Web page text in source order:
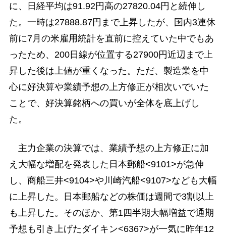
に、日経平均は91.92円高の27820.04円と続伸し
た。一時は27888.87円まで上昇したが、国内3連休
前に7月の米雇用統計を直前に控えていた中でもあ
ったため、200日線が位置する27900円近辺まで上
昇した後は上値が重くなった。ただ、製造業を中
心に好決算や業績予想の上方修正が相次いでいた
ことで、好決算銘柄への買いが全体を底上げし
た。
主力企業の決算では、業績予想の上方修正に加
え大幅な増配を発表した日本郵船<9101>が急伸
し、商船三井<9104>や川崎汽船<9107>なども大幅
に上昇した。日本郵船などの株価は週間で3割以上
も上昇した。そのほか、第1四半期大幅増益で通期
予想も引き上げたダイキン<6367>が一気に昨年12